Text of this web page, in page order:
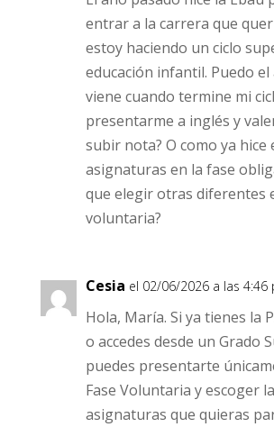
entrar a la carrera que
estoy haciendo un ciclo
educación infantil. Puedo el
viene cuando termine mi
presentarme a inglés y
subir nota? O como ya hice
asignaturas en la fase
que elegir otras diferentes
voluntaria?
Cesia el 02/06/2026 a las 4:46
Hola, María. Si ya tienes la
o accedes desde un Grado
puedes presentarte
Fase Voluntaria y escoger
asignaturas que quieras